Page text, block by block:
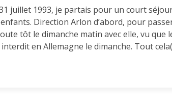
juillet 1993, je partais pour un court
Direction Arlon d’abord, pour
tôt le dimanche matin avec elle, vu
en Allemagne le dimanche. Tout